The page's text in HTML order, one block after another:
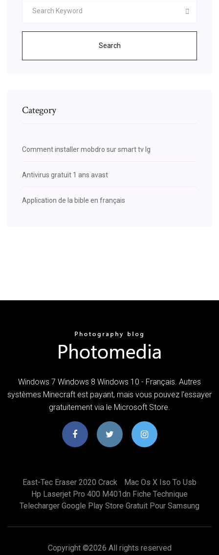
Search
Category
Comment installer mobdro sur smart tv lg
Antivirus gratuit 1 ans avast
Application de la bible en français
Windows 7 Windows 8 Windows 10 - Français. Autres
systèmes Minecraft est payant, mais vous pouvez l'essayer
gratuitement via le Microsoft Store.
East-Tec Eraser 2020 Crack
Mac Os X Iso To Usb
Hp Laserjet Pro 400 M401dn Fiche Technique
Telecharger Google Play Store Gratuit Pour Samsung
Copyright ©2026 All rights reserved